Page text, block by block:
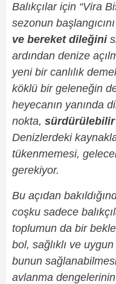
Balıkçılar için “Vira
sezonun
ve bereket dileğini
ardından denize
yeni bir canlılık
köklü bir geleneğin
heyecanın yanında
nokta, sürdürülebilir
Denizlerdeki
tükenmemesi,
gerekiyor.
Bu açıdan
coşku sadece
toplumun da bir
bol, sağlıklı ve
bunun
avlanma